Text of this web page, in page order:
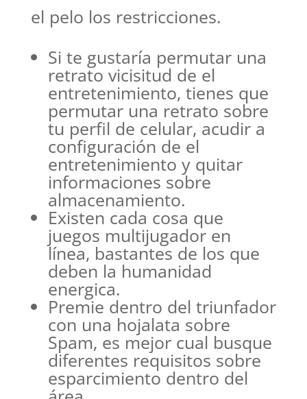
el pelo los restricciones.
Si te gustaría permutar una
retrato vicisitud de el
entretenimiento, tienes que
permutar una retrato sobre
tu perfil de celular, acudir a
configuración de el
entretenimiento y quitar
informaciones sobre
almacenamiento.
Existen cada cosa que
juegos multijugador en
línea, bastantes de los que
deben la humanidad
energica.
Premie dentro del triunfador
con una hojalata sobre
Spam, es mejor cual busque
diferentes requisitos sobre
esparcimiento dentro del